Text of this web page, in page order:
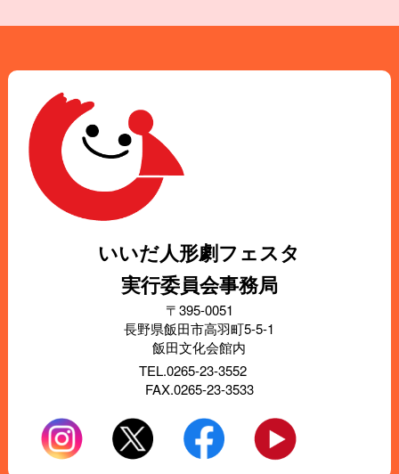
いいだ人形劇フェスタ
実行委員会事務局
〒395-0051
長野県飯田市高羽町5-5-1
飯田文化会館内
TEL.0265-23-3552
FAX.0265-23-3533